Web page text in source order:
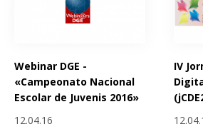
Webinar DGE -
«Campeonato Nacional
Escolar de Juvenis 2016»
12.04.16
IV